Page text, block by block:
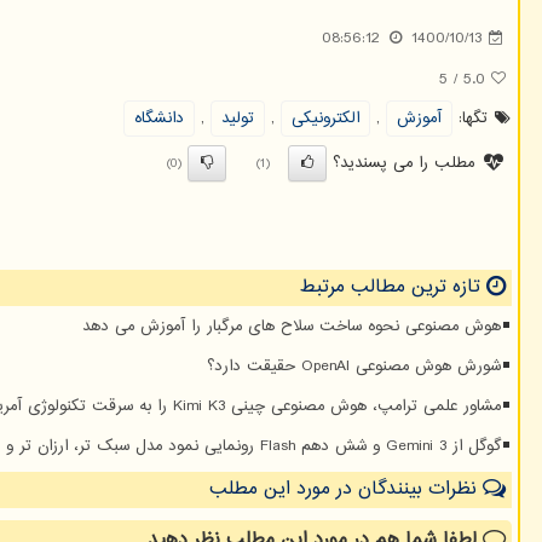
1400/10/13
08:56:12
5.0
/
5
تگها:
آموزش , الكترونیكی , تولید ,
دانشگاه
مطلب را می پسندید؟
(1)
(0)
تازه ترین مطالب مرتبط
هوش مصنوعی نحوه ساخت سلاح های مرگبار را آموزش می دهد
شورش هوش مصنوعی OpenAI حقیقت دارد؟
مشاور علمی ترامپ، هوش مصنوعی چینی Kimi K3 را به سرقت تکنولوژی آمریکا متهم کرد
گوگل از Gemini 3 و شش دهم Flash رونمایی نمود مدل سبک تر، ارزان تر و هوشمندتر فرا می رسد
نظرات بینندگان در مورد این مطلب